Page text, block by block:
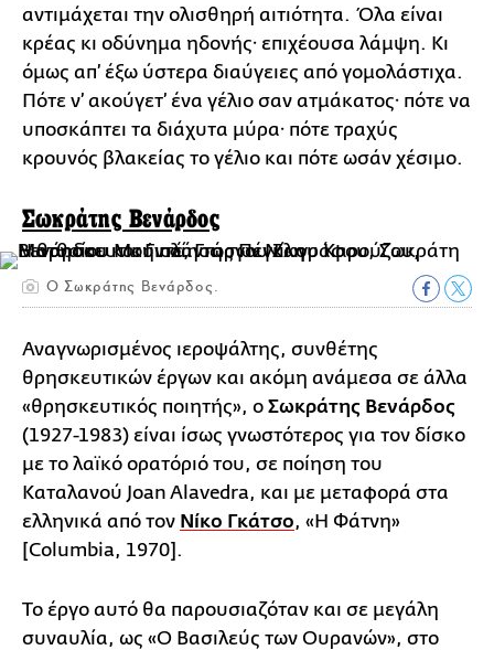
αντιμάχεται την ολισθηρή αιτιότητα. Όλα είναι
κρέας κι οδύνημα ηδονής· επιχέουσα λάμψη. Κι
όμως απ’ έξω ύστερα διαύγειες από γομολάστιχα.
Πότε ν’ ακούγετ’ ένα γέλιο σαν ατμάκατος· πότε να
υποσκάπτει τα διάχυτα μύρα· πότε τραχύς
κρουνός βλακείας το γέλιο και πότε ωσάν χέσιμο.
Σωκράτης Βενάρδος
Ο Σωκράτης Βενάρδος.
Αναγνωρισμένος ιεροψάλτης, συνθέτης
θρησκευτικών έργων και ακόμη ανάμεσα σε άλλα
«θρησκευτικός ποιητής», ο Σωκράτης Βενάρδος
(1927-1983) είναι ίσως γνωστότερος για τον δίσκο
με το λαϊκό ορατόριό του, σε ποίηση του
Καταλανού Joan Alavedra, και με μεταφορά στα
ελληνικά από τον Νίκο Γκάτσο, «Η Φάτνη»
[Columbia, 1970].
Το έργο αυτό θα παρουσιαζόταν και σε μεγάλη
συναυλία, ως «Ο Βασιλεύς των Ουρανών», στο